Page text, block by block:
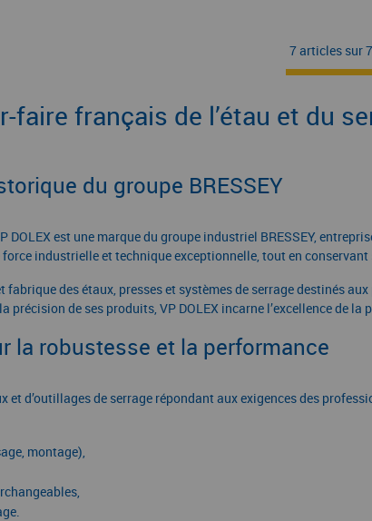
7 articles sur7
faire français de l’étau et du
du groupe BRESSEY
DOLEX est une marque du groupe industriel BRESSEY,
force industrielle et technique exceptionnelle, tout en
fabrique des étaux, presses et systèmes de serrage destinés
précision de ses produits, VP DOLEX incarne l’excellence de
la robustesse et la performance
et d’outillages de serrage répondant aux exigences des
montage),